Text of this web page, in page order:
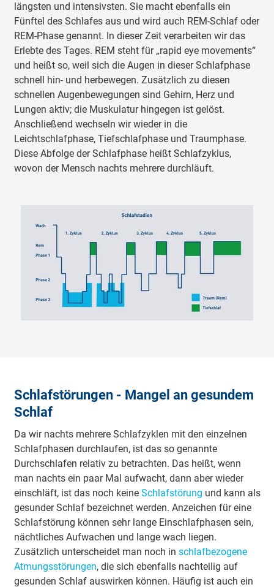
längsten und intensivsten. Sie macht ebenfalls ein
Fünftel des Schlafes aus und wird auch REM-Schlaf oder
REM-Phase genannt. In dieser Zeit verarbeiten wir das
Erlebte des Tages. REM steht für „rapid eye movements“
und heißt so, weil sich die Augen in dieser Schlafphase
schnell hin- und herbewegen. Zusätzlich zu diesen
schnellen Augenbewegungen sind Gehirn, Herz und
Lungen aktiv; die Muskulatur hingegen ist gelöst.
Anschließend wechseln wir wieder in die
Leichtschlafphase, Tiefschlafphase und Traumphase.
Diese Abfolge der Schlafphase heißt Schlafzyklus,
wovon der Mensch nachts mehrere durchläuft.
Schlafstörungen - Mangel an gesundem
Schlaf
Da wir nachts mehrere Schlafzyklen mit den einzelnen
Schlafphasen durchlaufen, ist das so genannte
Durchschlafen relativ zu betrachten. Das heißt, wenn
man nachts ein paar Mal aufwacht, dann aber wieder
einschläft, ist das noch keine Schlafstörung und kann als
gesunder Schlaf bezeichnet werden. Anzeichen für eine
Schlafstörung können sehr lange Einschlafphasen sein,
nächtliches Aufwachen und lange wach liegen.
Zusätzlich unterscheidet man noch in schlafbezogene
Atmungsstörungen, die sich ebenfalls nachteilig auf
gesunden Schlaf auswirken können. Häufig ist auch ein